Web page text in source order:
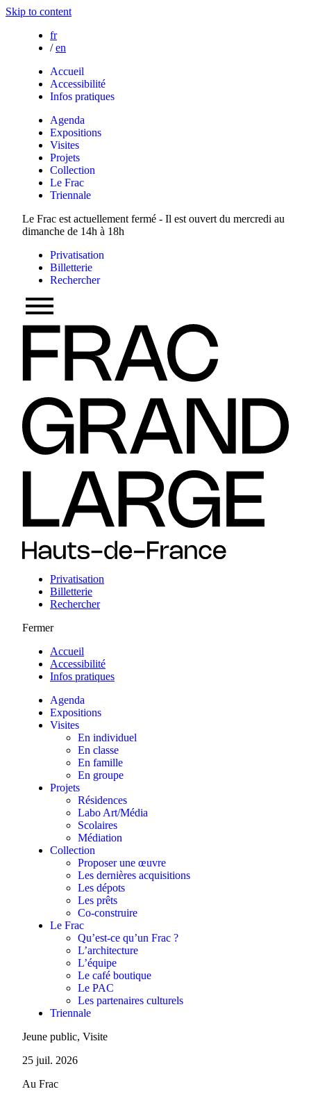
Skip to content
fr
/ en
Accueil
Accessibilité
Infos pratiques
Agenda
Expositions
Visites
Projets
Collection
Le Frac
Triennale
Le Frac est actuellement fermé - Il est ouvert du mercredi au
dimanche de 14h à 18h
Privatisation
Billetterie
Rechercher
Privatisation
Billetterie
Rechercher
Fermer
Accueil
Accessibilité
Infos pratiques
Agenda
Expositions
Visites
En individuel
En classe
En famille
En groupe
Projets
Résidences
Labo Art/Média
Scolaires
Médiation
Collection
Proposer une œuvre
Les dernières acquisitions
Les dépots
Les prêts
Co-construire
Le Frac
Qu’est-ce qu’un Frac ?
L’architecture
L’équipe
Le café boutique
Le PAC
Les partenaires culturels
Triennale
Jeune public, Visite
25 juil. 2026
Au Frac